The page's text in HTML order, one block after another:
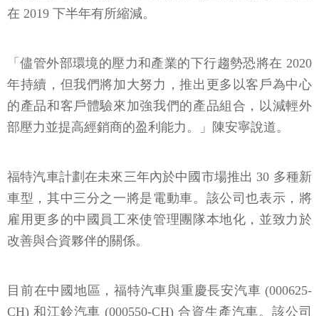
在 2019 下半年有所縮減。
「儘管外部環境的壓力和產業的下行趨勢恐將在 2020
年持續，但我們將加大努力，推出更多以客戶為中心
的產品和客戶體驗來加強我們的產品組合，以減輕外
部壓力並提高經銷商的盈利能力。」陳安寧說道。
福特汽車計劃在未來三年內於中國市場推出 30 多種新
車型，其中三分之一將是電動車。該公司也表示，將
雇用更多的中國員工來使管理團隊本地化，並致力於
改善與合資夥伴的關係。
目前在中國地區，福特汽車與重慶長安汽車 (000625-
CH) 和江鈴汽車 (000550-CH) 合資生產汽車。該公司